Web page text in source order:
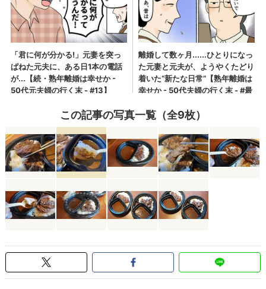
この記事の写真一覧（全9枚）